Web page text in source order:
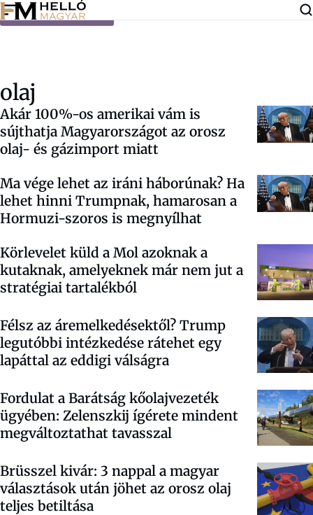
Ugrás a tartalomra
olaj
Akár 100%-os amerikai vám is
sújthatja Magyarországot az orosz
olaj- és gázimport miatt
Ma vége lehet az iráni háborúnak? Ha
lehet hinni Trumpnak, hamarosan a
Hormuzi-szoros is megnyílhat
Körlevelet küld a Mol azoknak a
kutaknak, amelyeknek már nem jut a
stratégiai tartalékból
Félsz az áremelkedésektől? Trump
legutóbbi intézkedése rátehet egy
lapáttal az eddigi válságra
Fordulat a Barátság kőolajvezeték
ügyében: Zelenszkij ígérete mindent
megváltoztathat tavasszal
Brüsszel kivár: 3 nappal a magyar
választások után jöhet az orosz olaj
teljes betiltása